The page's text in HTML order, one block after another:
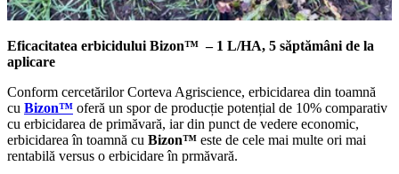
Eficacitatea erbicidului Bizon™ – 1 L/HA, 5 săptămâni de la
aplicare
Conform cercetărilor Corteva Agriscience, erbicidarea din toamnă
cu Bizon™ oferă un spor de producție potențial de 10% comparativ
cu erbicidarea de primăvară, iar din punct de vedere economic,
erbicidarea în toamnă cu Bizon™ este de cele mai multe ori mai
rentabilă versus o erbicidare în prmăvară.